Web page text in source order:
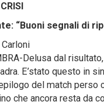
“Buoni segnali di
Delusa dal
E’stato questo in
del match perso
che ancora resta da